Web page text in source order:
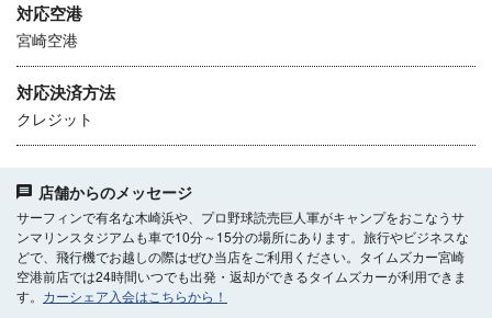
対応空港
宮崎空港
対応決済方法
クレジット
店舗からのメッセージ
サーフィンで有名な木崎浜や、プロ野球読売巨人軍がキャンプをおこなうサ
ンマリンスタジアムも車で10分～15分の場所にあります。旅行やビジネスな
どで、飛行機でお越しの際はぜひ当店をご利用ください。タイムズカー宮崎
空港前店では24時間いつでも出発・返却ができるタイムズカーが利用できま
す。 カーシェア入会はこちらから！